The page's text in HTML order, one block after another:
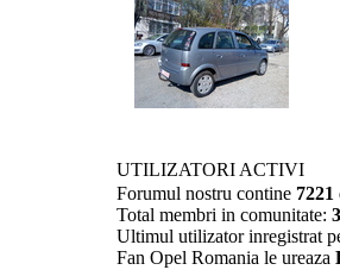
UTILIZATORI ACTIVI
Forumul nostru contine 7221
Total membri in comunitate:
Ultimul utilizator inregistrat
Fan Opel Romania le ureaza